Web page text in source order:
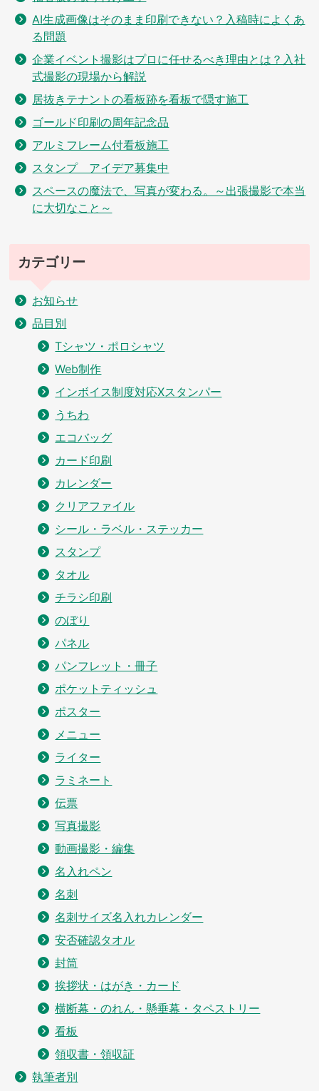
AI生成画像はそのまま印刷できない？入稿時によくあ
る問題
企業イベント撮影はプロに任せるべき理由とは？入社
式撮影の現場から解説
居抜きテナントの看板跡を看板で隠す施工
ゴールド印刷の周年記念品
アルミフレーム付看板施工
スタンプ アイデア募集中
スペースの魔法で、写真が変わる。～出張撮影で本当
に大切なこと～
カテゴリー
お知らせ
品目別
Tシャツ・ポロシャツ
Web制作
インボイス制度対応Xスタンパー
うちわ
エコバッグ
カード印刷
カレンダー
クリアファイル
シール・ラベル・ステッカー
スタンプ
タオル
チラシ印刷
のぼり
パネル
パンフレット・冊子
ポケットティッシュ
ポスター
メニュー
ライター
ラミネート
伝票
写真撮影
動画撮影・編集
名入れペン
名刺
名刺サイズ名入れカレンダー
安否確認タオル
封筒
挨拶状・はがき・カード
横断幕・のれん・懸垂幕・タペストリー
看板
領収書・領収証
執筆者別